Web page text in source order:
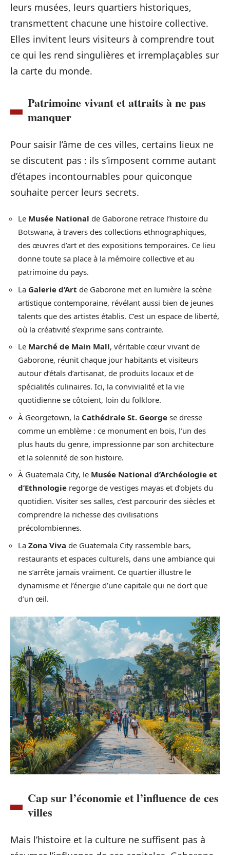
leurs musées, leurs quartiers historiques,
transmettent chacune une histoire collective.
Elles invitent leurs visiteurs à comprendre tout
ce qui les rend singulières et irremplaçables sur
la carte du monde.
Patrimoine vivant et attraits à ne pas
manquer
Pour saisir l’âme de ces villes, certains lieux ne
se discutent pas : ils s’imposent comme autant
d’étapes incontournables pour quiconque
souhaite percer leurs secrets.
Le Musée National de Gaborone retrace l’histoire du
Botswana, à travers des collections ethnographiques,
des œuvres d’art et des expositions temporaires. Ce lieu
donne toute sa place à la mémoire collective et au
patrimoine du pays.
La Galerie d’Art de Gaborone met en lumière la scène
artistique contemporaine, révélant aussi bien de jeunes
talents que des artistes établis. C’est un espace de liberté,
où la créativité s’exprime sans contrainte.
Le Marché de Main Mall, véritable cœur vivant de
Gaborone, réunit chaque jour habitants et visiteurs
autour d’étals d’artisanat, de produits locaux et de
spécialités culinaires. Ici, la convivialité et la vie
quotidienne se côtoient, loin du folklore.
À Georgetown, la Cathédrale St. George se dresse
comme un emblème : ce monument en bois, l’un des
plus hauts du genre, impressionne par son architecture
et la solennité de son histoire.
À Guatemala City, le Musée National d’Archéologie et
d’Ethnologie regorge de vestiges mayas et d’objets du
quotidien. Visiter ses salles, c’est parcourir des siècles et
comprendre la richesse des civilisations
précolombiennes.
La Zona Viva de Guatemala City rassemble bars,
restaurants et espaces culturels, dans une ambiance qui
ne s’arrête jamais vraiment. Ce quartier illustre le
dynamisme et l’énergie d’une capitale qui ne dort que
d’un œil.
Cap sur l’économie et l’influence de ces
villes
Mais l’histoire et la culture ne suffisent pas à